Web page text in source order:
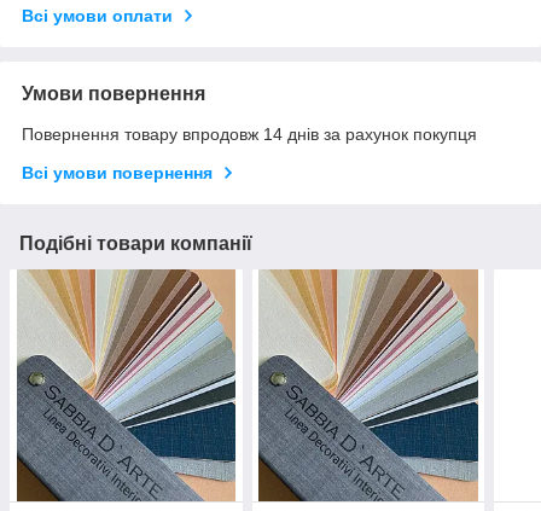
Всі умови оплати
Умови повернення
Повернення товару впродовж 14 днів за рахунок покупця
Всі умови повернення
Подібні товари компанії